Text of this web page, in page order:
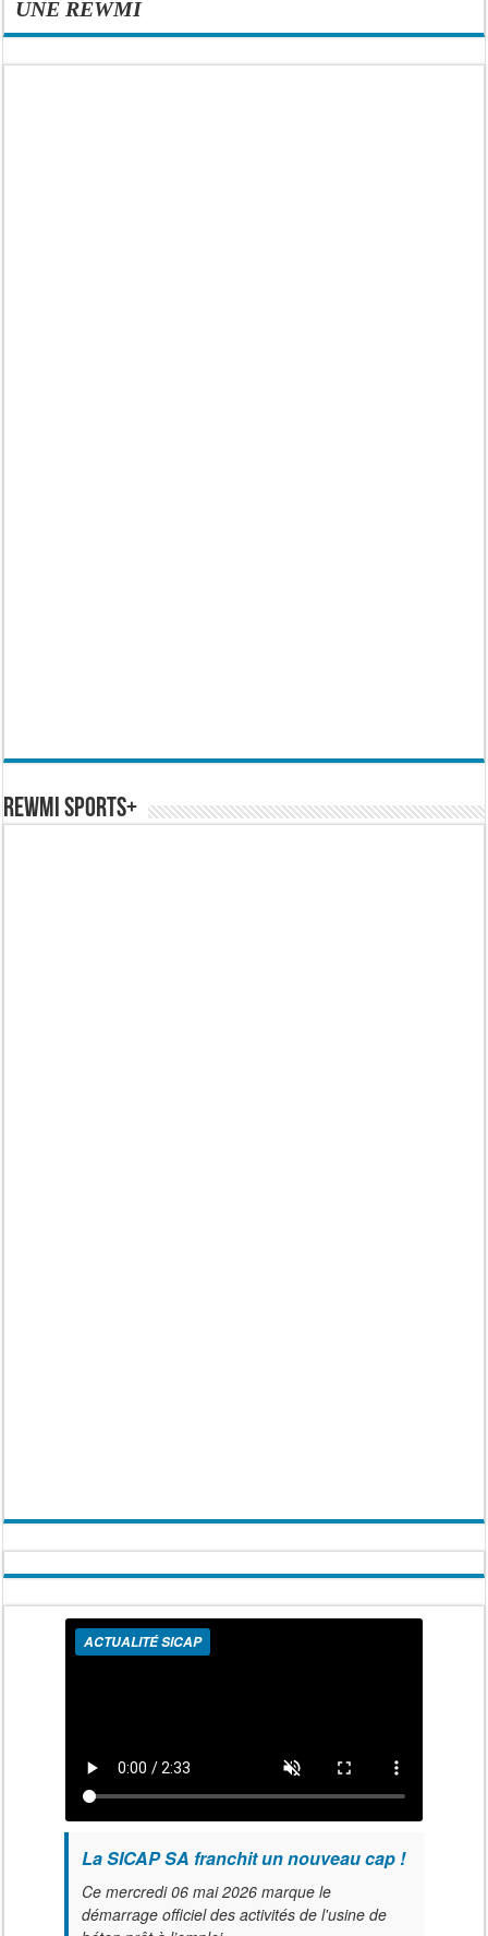
UNE REWMI
REWMI SPORTS+
ACTUALITÉ SICAP
La SICAP SA franchit un nouveau cap !
Ce mercredi 06 mai 2026 marque le
démarrage officiel des activités de l'usine de